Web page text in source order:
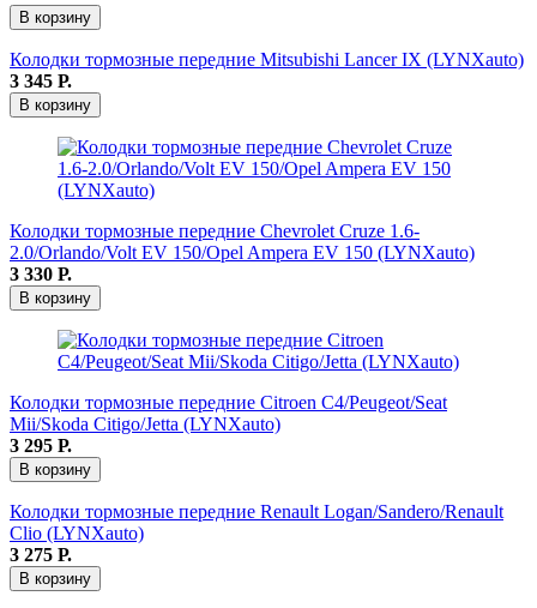
В корзину
Колодки тормозные передние Mitsubishi Lancer IX (LYNXauto)
3 345 Р.
В корзину
Колодки тормозные передние Chevrolet Cruze 1.6-
2.0/Orlando/Volt EV 150/Opel Ampera EV 150 (LYNXauto)
3 330 Р.
В корзину
Колодки тормозные передние Citroen C4/Peugeot/Seat
Mii/Skoda Citigo/Jetta (LYNXauto)
3 295 Р.
В корзину
Колодки тормозные передние Renault Logan/Sandero/Renault
Clio (LYNXauto)
3 275 Р.
В корзину